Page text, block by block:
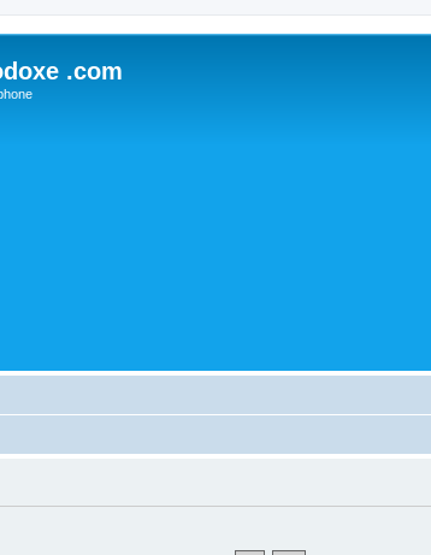
.com